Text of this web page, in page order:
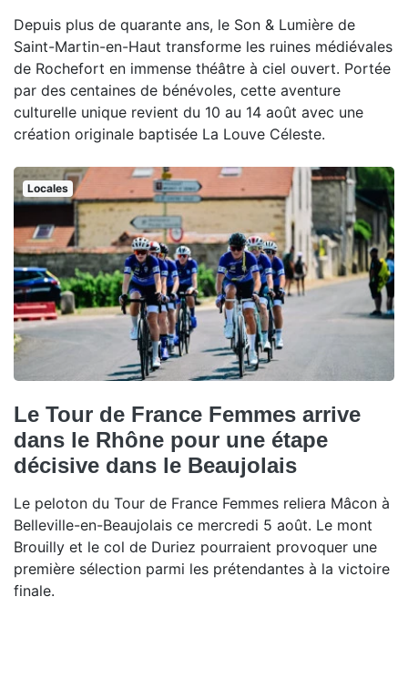
Depuis plus de quarante ans, le Son & Lumière de
Saint-Martin-en-Haut transforme les ruines médiévales
de Rochefort en immense théâtre à ciel ouvert. Portée
par des centaines de bénévoles, cette aventure
culturelle unique revient du 10 au 14 août avec une
création originale baptisée La Louve Céleste.
Locales
Le Tour de France Femmes arrive
dans le Rhône pour une étape
décisive dans le Beaujolais
Le peloton du Tour de France Femmes reliera Mâcon à
Belleville-en-Beaujolais ce mercredi 5 août. Le mont
Brouilly et le col de Duriez pourraient provoquer une
première sélection parmi les prétendantes à la victoire
finale.